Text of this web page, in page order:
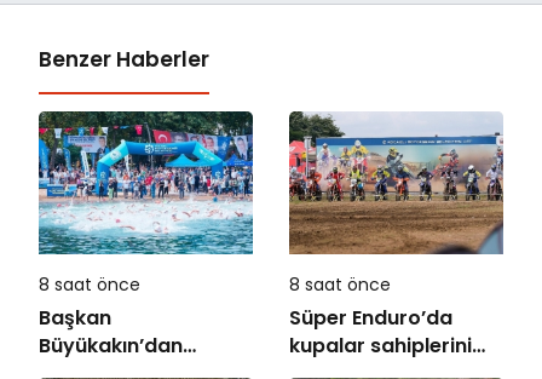
Benzer Haberler
8 saat önce
Başkan
Büyükakın’dan
uluslararası yarışma
8 saat önce
Süper Enduro’da
kupalar sahiplerini
buldu